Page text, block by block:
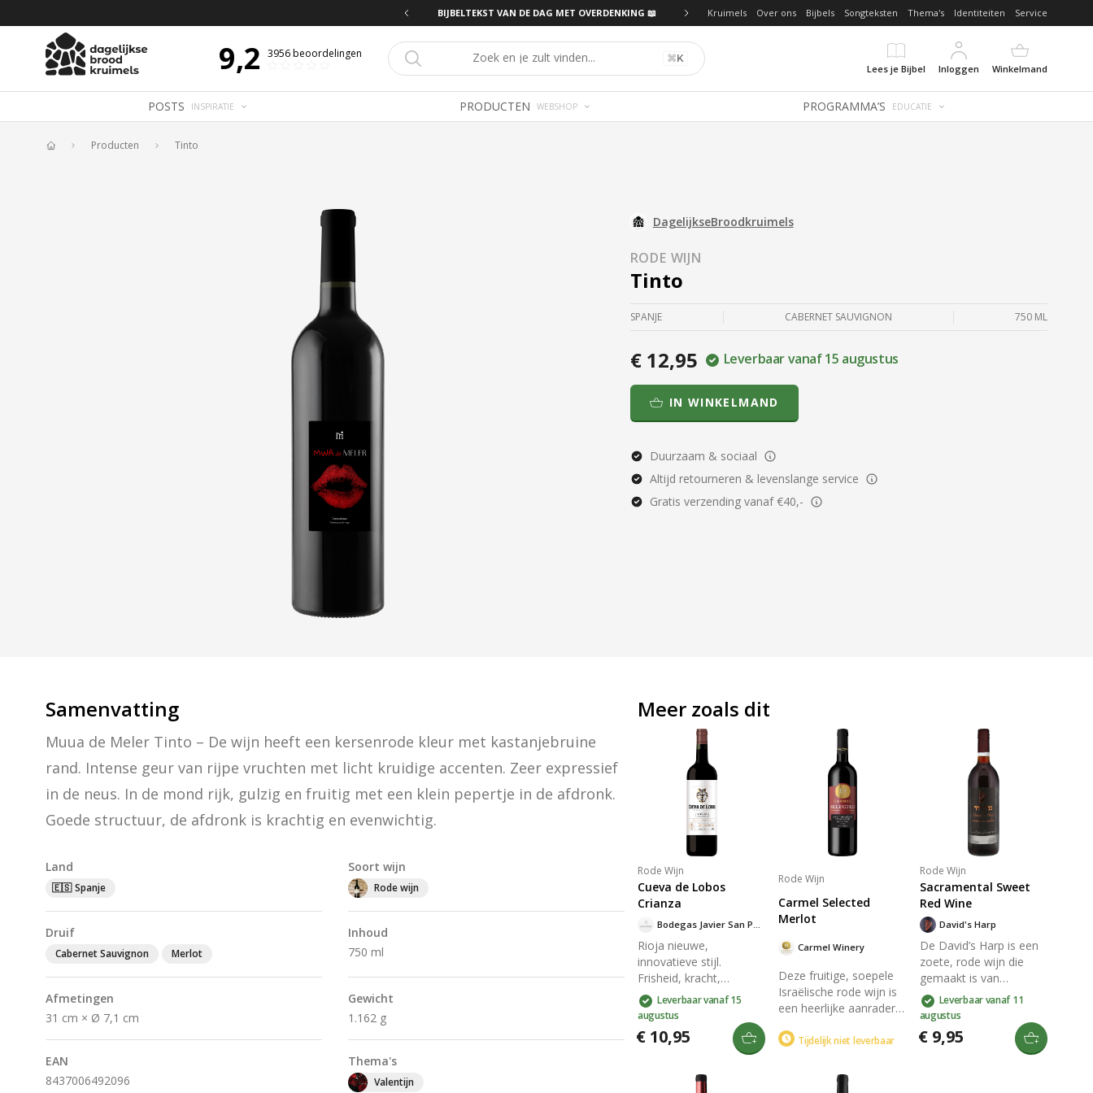
BIJBELTEKST VAN DE DAG MET OVERDENKING 📖 Kruimels Over ons Bijbels Songteksten Thema's Identiteiten Service
9,2 3956beoordelingen ⌘K
Lees je Bijbel
Inloggen Winkelmand
POSTS INSPIRATIE PRODUCTEN WEBSHOP PROGRAMMA’S EDUCATIE
Producten Tinto
DagelijkseBroodkruimels
RODE WIJN
Tinto
SPANJE CABERNET SAUVIGNON 750 ML
€ 12,95 Leverbaar vanaf 15 augustus
IN WINKELMAND
Duurzaam & sociaal
Altijd retourneren & levenslange service
Gratis verzending vanaf €40,-
Samenvatting
Muua de Meler Tinto – De wijn heeft een kersenrode kleur met kastanjebruine
rand. Intense geur van rijpe vruchten met licht kruidige accenten. Zeer expressief
in de neus. In de mond rijk, gulzig en fruitig met een klein pepertje in de afdronk.
Goede structuur, de afdronk is krachtig en evenwichtig.
Land
🇪🇸 Spanje
Soort wijn
Rode wijn
Druif
Cabernet Sauvignon Merlot
Inhoud
750 ml
Afmetingen
31 cm × Ø 7,1 cm
Gewicht
1.162 g
EAN
8437006492096
Thema's
Valentijn
Meer zoals dit
Rode Wijn
Cueva de Lobos
Crianza
Bodegas Javier San Pedro Ortega
Rioja nieuwe,
innovatieve stijl.
Frisheid, kracht,
complexiteit en
fruitigheid. In de neus
vinden we tonen van
cacao, vanille, mooi
donkerrood en zwart
fruit. Rond en
Leverbaar vanaf 15
augustus
€ 10,95
Rode Wijn
Carmel Selected
Merlot
Carmel Winery
Deze fruitige, soepele
Israëlische rode wijn is
een heerlijke aanrader!
rode en zwarte kers en
stevige, droge rode
wijn, met gemiddelde
Tijdelijk niet leverbaar
Rode Wijn
Sacramental Sweet
Red Wine
David's Harp
De David’s Harp is een
zoete, rode wijn die
gemaakt is van
Carignan en Grenache
druiven en wordt vaak
gebruikt als Kiddush,
Havdalah of
Avondmaalswijn. Deze
Leverbaar vanaf 11
augustus
€ 9,95